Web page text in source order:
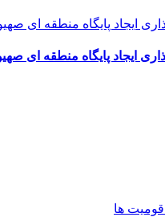
ایجاد پایگاه منطقه ای
ایجاد پایگاه منطقه ای
ها